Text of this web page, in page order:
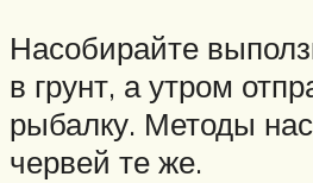
Насобирайте
в грунт, а утром
рыбалку. Методы
червей те же.